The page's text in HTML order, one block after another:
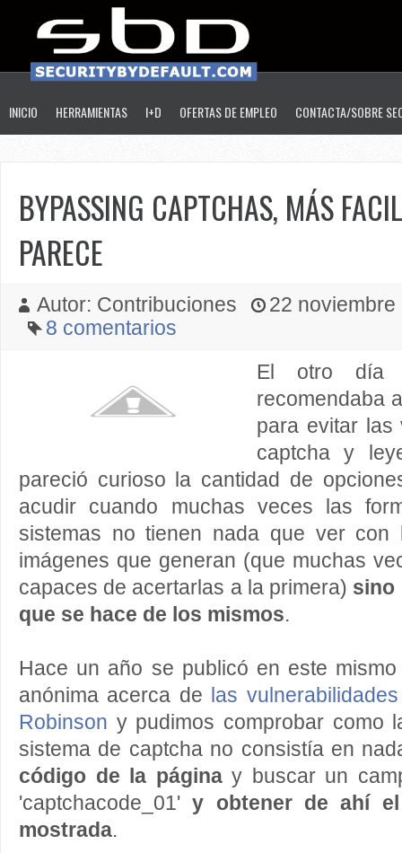
INICIO HERRAMIENTAS I+D OFERTAS DE EMPLEO CONTACTA/SOBRE
BYPASSING CAPTCHAS, MÁS
PARECE
Autor: Contribuciones
22 noviembre
8 comentarios
El otro día
recomendaba
para evitar las
captcha y
pareció curioso la cantidad de
acudir cuando muchas veces las
sistemas no tienen nada que ver con
imágenes que generan (que muchas
capaces de acertarlas a la primera) sino
que se hace de los mismos.
Hace un año se publicó en este
anónima acerca de
las
Robinson y pudimos comprobar como
sistema de captcha no consistía en
código de la páginay buscar un
'captchacode_01'y obtener de ahí
mostrada.